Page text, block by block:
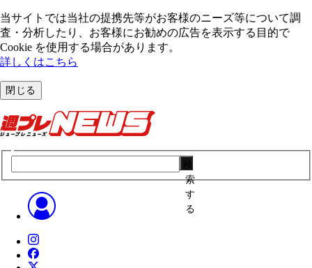
当サイトでは当社の提携先等がお客様のニーズ等について調
査・分析したり、お客様にお勧めの広告を表⽰する⽬的で
Cookie を使⽤する場合があります。
詳しくはこちら
閉じる
索
す
る